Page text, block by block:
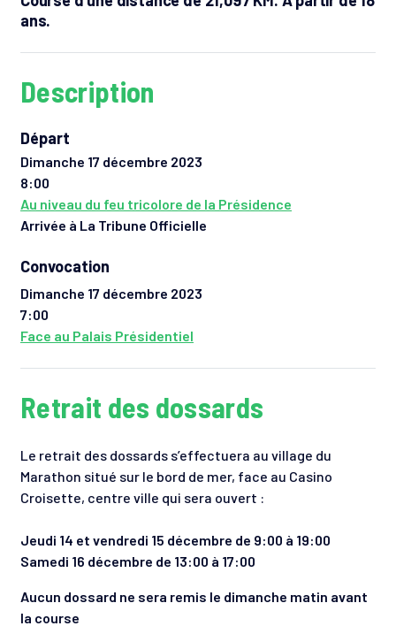
ans.
Description
Départ
Dimanche 17 décembre 2023
8:00
Au niveau du feu tricolore de la Présidence
Arrivée à La Tribune Officielle
Convocation
Dimanche 17 décembre 2023
7:00
Face au Palais Présidentiel
Retrait des dossards
Le retrait des dossards s’effectuera au village du
Marathon situé sur le bord de mer, face au Casino
Croisette, centre ville qui sera ouvert :
Jeudi 14 et vendredi 15 décembre de 9:00 à 19:00
Samedi 16 décembre de 13:00 à 17:00
Aucun dossard ne sera remis le dimanche matin avant
la course